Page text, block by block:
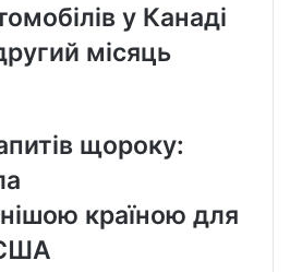
у Канаді
місяць
щороку:
країною для